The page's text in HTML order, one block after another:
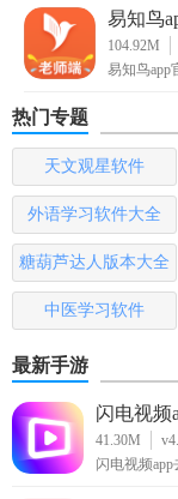
容存储。
2. 时间轴视图：
3. 知识图谱：通过
更好地理解知识体
4. 模板库：内置多
康记录等。
【易知鸟app用法】
1. 注册登录：首先
2. 创建或导入笔记
PDF、Word等）开
易知鸟
104.92M
易知鸟app
热门专题
天文观星软件
外语学习软件大全
糖葫芦达人版本大全
中医学习软件
最新手游
闪电视频
41.30M
闪电视频